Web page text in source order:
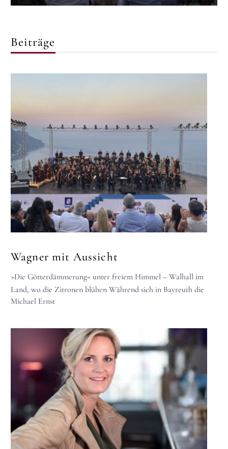
Beiträge
Wagner mit Aussicht
»Die Götterdämmerung« unter freiem Himmel – Walhall im
Land, wo die Zitronen blühen Während sich in Bayreuth die
Einsicht verstetigt,…
Michael Ernst